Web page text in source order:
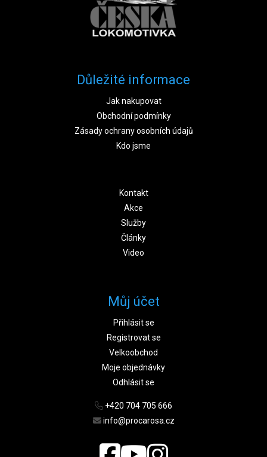
Důležité informace
Jak nakupovat
Obchodní podmínky
Zásady ochrany osobních údajů
Kdo jsme
Kontakt
Akce
Služby
Články
Video
Můj účet
Přihlásit se
Registrovat se
Velkoobchod
Moje objednávky
Odhlásit se
+420 704 705 666
info@procarosa.cz